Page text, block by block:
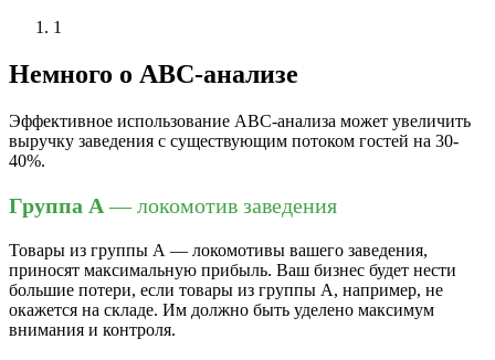
1
Немного о ABC-анализе
Эффективное использование ABC-анализа может увеличить
выручку заведения с существующим потоком гостей на 30-
40%.
Группа А — локомотив заведения
Товары из группы А — локомотивы вашего заведения,
приносят максимальную прибыль. Ваш бизнес будет нести
большие потери, если товары из группы А, например, не
окажется на складе. Им должно быть уделено максимум
внимания и контроля.